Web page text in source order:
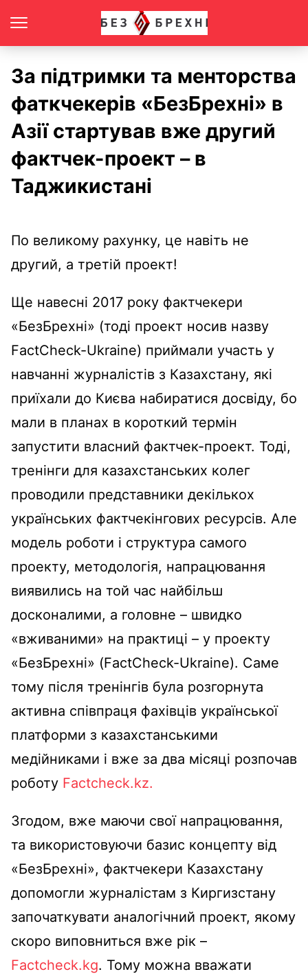
За підтримки та менторства
фаткчекерів «БезБрехні» в
Азії стартував вже другий
фактчек-проект – в
Таджикистані
По великому рахунку, це навіть не
другий, а третій проект!
Ще навесні 2017 року фактчекери
«БезБрехні» (тоді проект носив назву
FactCheck-Ukraine) приймали участь у
навчанні журналістів з Казахстану, які
приїхали до Києва набиратися досвіду, бо
мали в планах в короткий термін
запустити власний фактчек-проект. Тоді,
тренінги для казахстанських колег
проводили представники декількох
українських фактчекінгових ресурсів. Але
модель роботи і структура самого
проекту, методологія, напрацювання
виявились на той час найбільш
досконалими, а головне – швидко
«вживаними» на практиці – у проекту
«БезБрехні» (FactCheck-Ukraine). Саме
тому після тренінгів була розгорнута
активна співпраця фахівців української
платформи з казахстанськими
медійниками і вже за два місяці розпочав
роботу Factcheck.kz.
Згодом, вже маючи свої напрацювання,
та використовуючи базис концепту від
«БезБрехні», фактчекери Казахстану
допомогли журналістам з Киргизстану
започаткувати аналогічний проект, якому
скоро виповниться вже рік –
Factcheck.kg. Тому можна вважати